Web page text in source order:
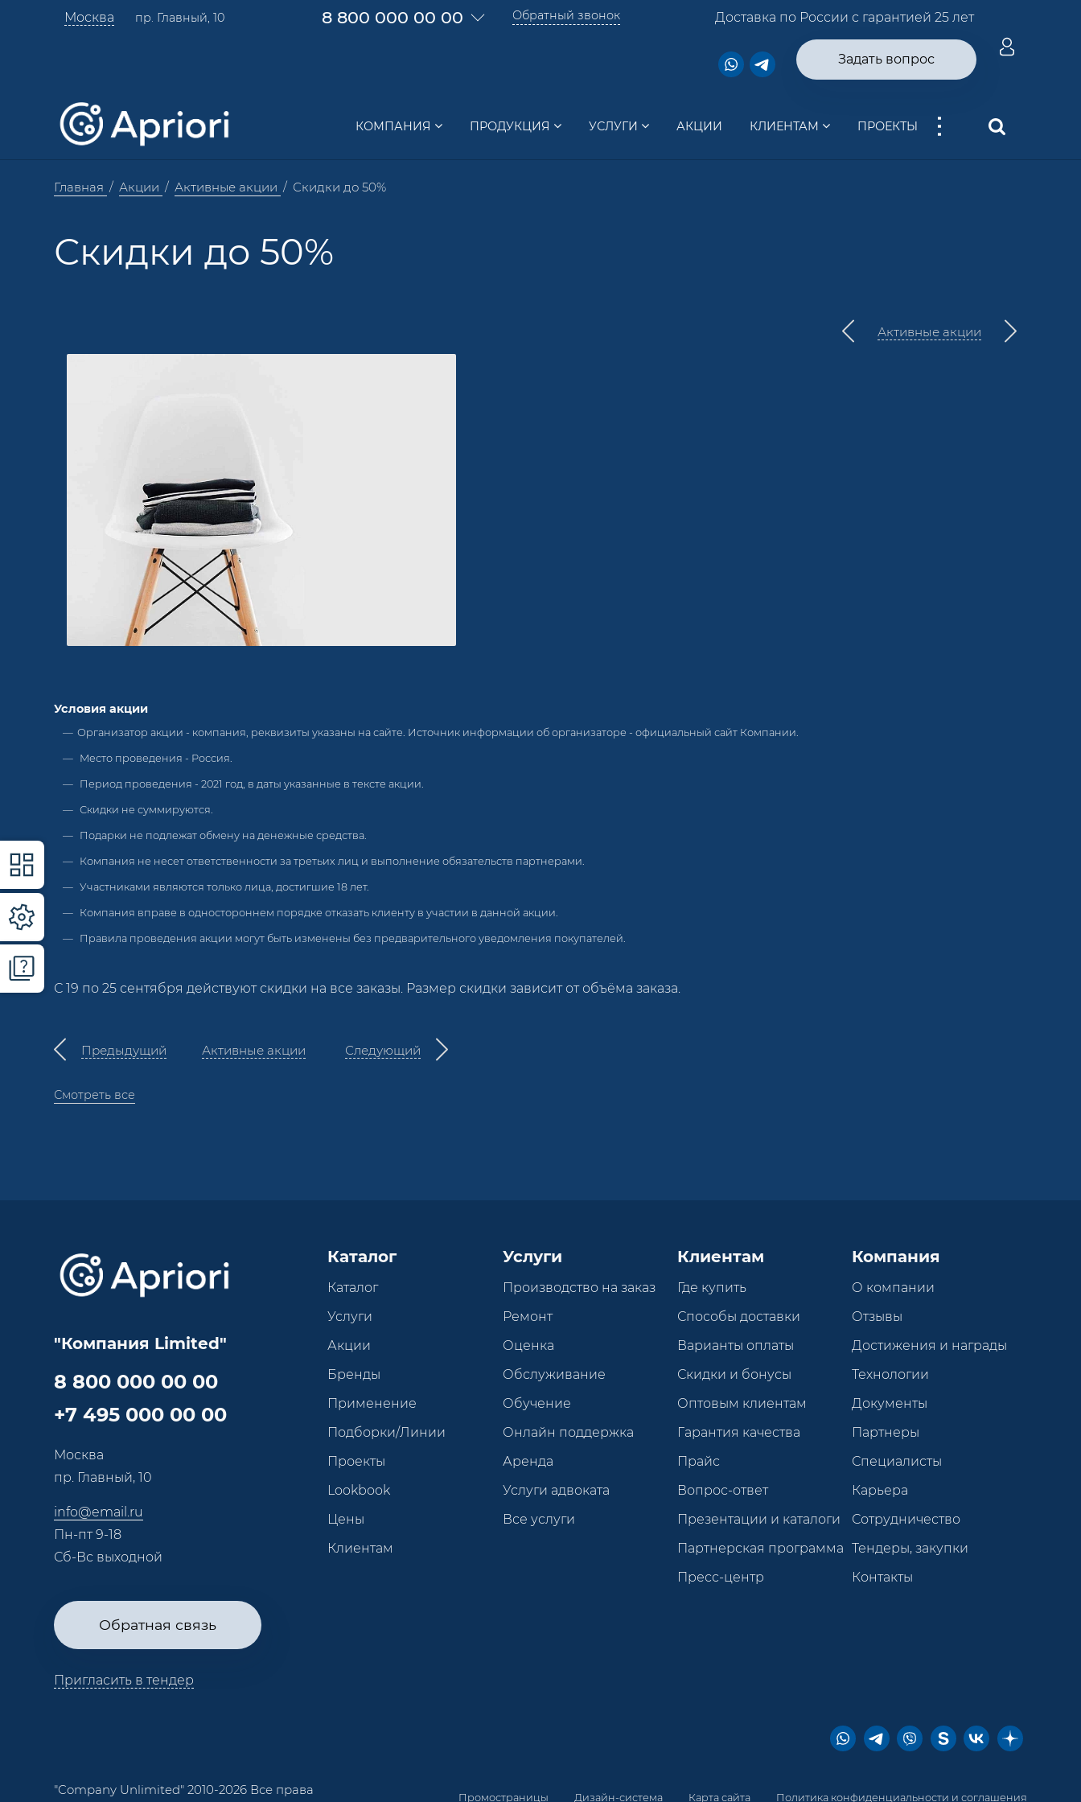
Москва пр. Главный, 10 8 800 000 00 00 Обратный звонок Доставка по России с гарантией 25 лет
Задать вопрос
КОМПАНИЯ ПРОДУКЦИЯ УСЛУГИ АКЦИИ КЛИЕНТАМ ПРОЕКТЫ ...
Главная Акции Активные акции Скидки до 50%
Скидки до 50%
Активные акции
Условия акции
Организатор акции - компания, реквизиты указаны на сайте. Источник информации об организаторе - официальный сайт Компании.
Место проведения - Россия.
Период проведения - 2021 год, в даты указанные в тексте акции.
Скидки не суммируются.
Подарки не подлежат обмену на денежные средства.
Компания не несет ответственности за третьих лиц и выполнение обязательств партнерами.
Участниками являются только лица, достигшие 18 лет.
Компания вправе в одностороннем порядке отказать клиенту в участии в данной акции.
Правила проведения акции могут быть изменены без предварительного уведомления покупателей.
С 19 по 25 сентября действуют скидки на все заказы. Размер скидки зависит от объёма заказа.
Предыдущий Активные акции Следующий
Смотреть все
"Компания Limited"
8 800 000 00 00
+7 495 000 00 00
Москва
пр. Главный, 10
info@email.ru
Пн-пт 9-18
Сб-Вс выходной
Обратная связь
Пригласить в тендер
Каталог
Каталог
Услуги
Акции
Бренды
Применение
Подборки/Линии
Проекты
Lookbook
Цены
Клиентам
Услуги
Производство на заказ
Ремонт
Оценка
Обслуживание
Обучение
Онлайн поддержка
Аренда
Услуги адвоката
Все услуги
Клиентам
Где купить
Способы доставки
Варианты оплаты
Скидки и бонусы
Оптовым клиентам
Гарантия качества
Прайс
Вопрос-ответ
Презентации и каталоги
Партнерская программа
Пресс-центр
Компания
О компании
Отзывы
Достижения и награды
Технологии
Документы
Партнеры
Специалисты
Карьера
Сотрудничество
Тендеры, закупки
Контакты
"Company Unlimited" 2010-2026 Все права
Промостраницы Дизайн-система Карта сайта Политика конфиденциальности и соглашения